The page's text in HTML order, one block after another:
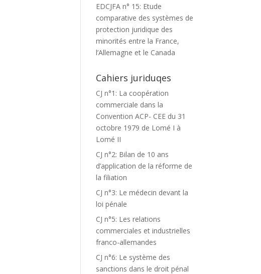
EDCJFA n° 15: Etude
comparative des systèmes de
protection juridique des
minorités entre la France,
l’Allemagne et le Canada
Cahiers juriduqes
CJ n°1: La coopération
commerciale dans la
Convention ACP- CEE du 31
octobre 1979 de Lomé I à
Lomé II
CJ n°2: Bilan de 10 ans
d’application de la réforme de
la filiation
CJ n°3: Le médecin devant la
loi pénale
CJ n°5: Les relations
commerciales et industrielles
franco-allemandes
CJ n°6: Le système des
sanctions dans le droit pénal